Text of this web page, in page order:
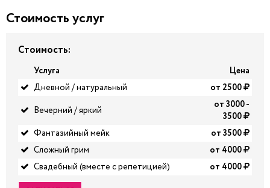
Стоимость услуг
Стоимость:
Услуга
Цена
Дневной / натуральный
от 2500
Вечерний / яркий
от 3000 -
3500
Фантазийный мейк
от 3500
Сложный грим
от 4000
Свадебный (вместе с репетицией)
от 4000